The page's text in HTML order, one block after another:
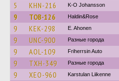
5 KHN-216 K-O Johansson
9 TOB-126 Haldin&Rose
9 KEK-298 E. Ahonen
9 UNC-900 Разные города
9 AOL-109 Friherrsin Auto
9 TXH-349 Разные города
9 XEO-960 Karstulan Liikenne